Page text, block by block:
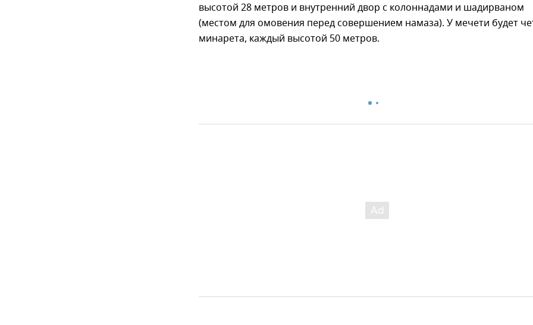
высотой 28 метров и внутренний двор с колоннадами и шадирваном
(местом для омовения перед совершением намаза). У мечети будет
минарета, каждый высотой 50 метров.